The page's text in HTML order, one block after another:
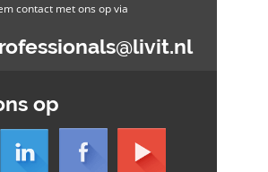
contact met ons op via
op